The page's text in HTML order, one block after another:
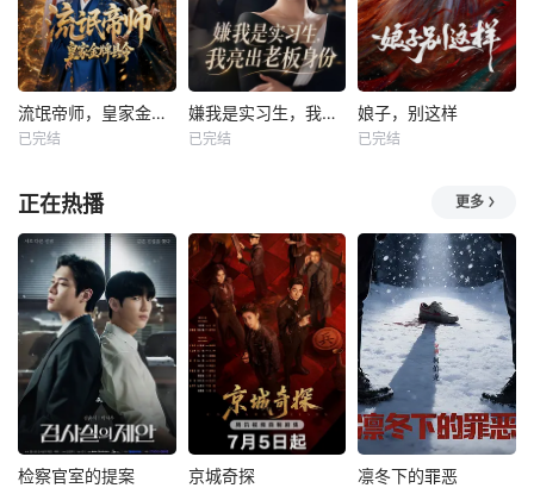
流氓帝师，皇家金牌县令
已完结
嫌我是实习生，我亮出老板身份
已完结
娘子，别这样
已完结
正在热播 更多
检察官室的提案 京城奇探 凛冬下的罪恶